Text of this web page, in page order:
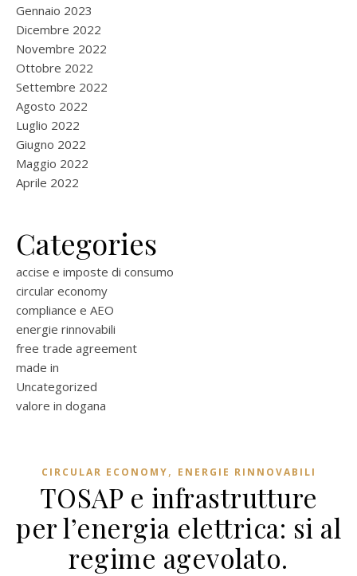
Gennaio 2023
Dicembre 2022
Novembre 2022
Ottobre 2022
Settembre 2022
Agosto 2022
Luglio 2022
Giugno 2022
Maggio 2022
Aprile 2022
Categories
accise e imposte di consumo
circular economy
compliance e AEO
energie rinnovabili
free trade agreement
made in
Uncategorized
valore in dogana
CIRCULAR ECONOMY, ENERGIE RINNOVABILI
TOSAP e infrastrutture
per l’energia elettrica: si al
regime agevolato.